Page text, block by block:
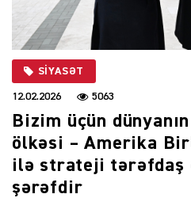
SIYASƏT
12.02.2026 5063
Bizim üçün
ölkəsi – Amerika
ilə strateji tərəfdaş
şərəfdir